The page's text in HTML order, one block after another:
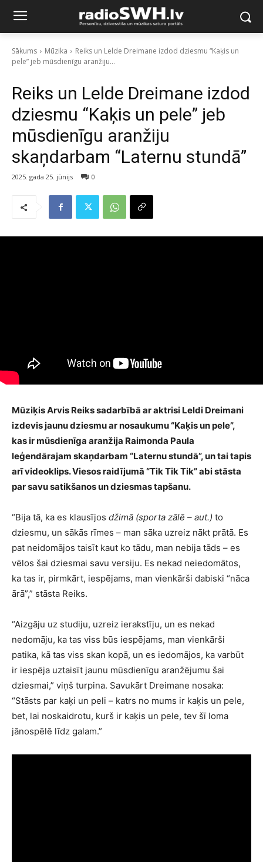
Sākums Mūzika
Reiks un Lelde Dreimane izdod dziesmu “Kaķis un
pele” jeb mūsdienīgu aranžiju...
Reiks un Lelde Dreimane izdod
dziesmu “Kaķis un pele” jeb
mūsdienīgu aranžiju
skaņdarbam “Laternu stundā”
2025. gada 25. jūnijs 0
Mūziķis Arvis Reiks sadarbībā ar aktrisi Leldi Dreimani
izdevis jaunu dziesmu ar nosaukumu “Kaķis un pele”,
kas ir mūsdienīga aranžija Raimonda Paula
leģendārajam skaņdarbam “Laternu stundā”, un tai tapis
arī videoklips. Viesos raidījumā “Tik Tik Tik” abi stāsta
par savu satikšanos un dziesmas tapšanu.
“Bija tā, ka es klausījos džimā (sporta zālē – aut.) to
dziesmu, un sākās rīmes – man sāka uzreiz nākt prātā. Es
pat neidomājos taisīt kaut ko tādu, man nebija tāds – es
vēlos šai dziesmai savu versiju. Es nekad neiedomātos,
ka tas ir, pirmkārt, iespējams, man vienkārši dabiski “nāca
ārā”,” stāsta Reiks.
“Aizgāju uz studiju, uzreiz ierakstīju, un es nekad
nedomāju, ka tas viss būs iespējams, man vienkārši
patika, kā tas viss skan kopā, un es iedomājos, ka varbūt
ir iespēja uztaisīt jaunu mūsdienīgu aranžējumu šai
dziesmai,” viņš turpina. Savukārt Dreimane nosaka:
“Stāsts par kaķi un peli – katrs no mums ir kaķis un pele,
bet, lai noskaidrotu, kurš ir kaķis un pele, tev šī loma
jānospēlē līdz galam.”